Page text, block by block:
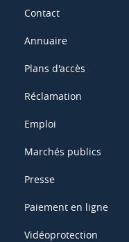
Contact
Annuaire
Plans d'accès
Réclamation
Emploi
Marchés publics
Presse
Paiement en ligne
Vidéoprotection